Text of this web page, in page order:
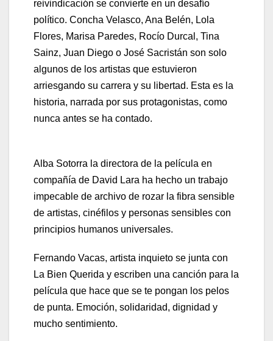
reivindicación se convierte en un desafío
político. Concha Velasco, Ana Belén, Lola
Flores, Marisa Paredes, Rocío Durcal, Tina
Sainz, Juan Diego o José Sacristán son solo
algunos de los artistas que estuvieron
arriesgando su carrera y su libertad. Esta es la
historia, narrada por sus protagonistas, como
nunca antes se ha contado.
Alba Sotorra la directora de la película en
compañía de David Lara ha hecho un trabajo
impecable de archivo de rozar la fibra sensible
de artistas, cinéfilos y personas sensibles con
principios humanos universales.
Fernando Vacas, artista inquieto se junta con
La Bien Querida y escriben una canción para la
película que hace que se te pongan los pelos
de punta. Emoción, solidaridad, dignidad y
mucho sentimiento.